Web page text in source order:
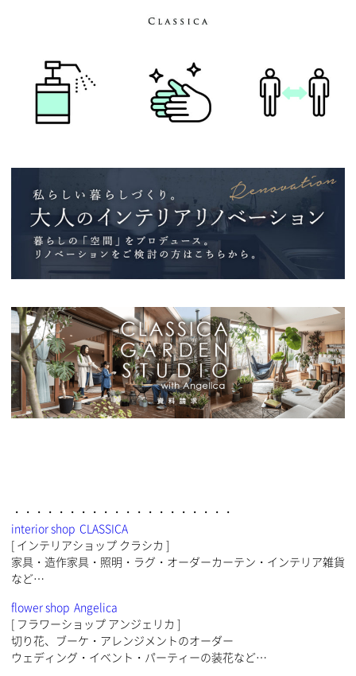
・・・・・・・・・・・・・・・・・・・・
interior shop CLASSICA
[ インテリアショップ クラシカ ]
家具・造作家具・照明・ラグ・オーダーカーテン・インテリア雑貨
など…
flower shop Angelica
[ フラワーショップ アンジェリカ ]
切り花、ブーケ・アレンジメントのオーダー
ウェディング・イベント・パーティーの装花など…